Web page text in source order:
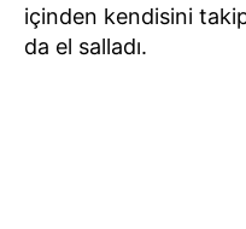
içinden kendisini
da el salladı.